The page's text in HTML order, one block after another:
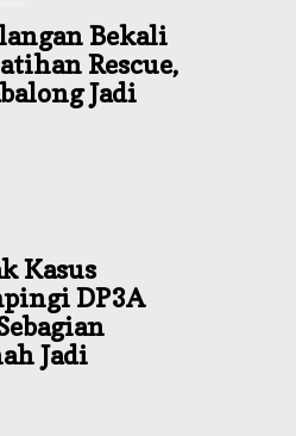
Bekali
Rescue,
Jadi
Kasus
DP3A
Jadi